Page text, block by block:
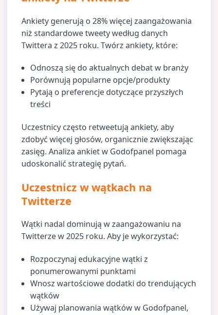
Ankiety generują o 28% więcej zaangażowania
niż standardowe tweety według danych
Twittera z 2025 roku. Twórz ankiety, które:
Odnoszą się do aktualnych debat w branży
Porównują popularne opcje/produkty
Pytają o preferencje dotyczące przyszłych
treści
Uczestnicy często retweetują ankiety, aby
zdobyć więcej głosów, organicznie zwiększając
zasięg. Analiza ankiet w Godofpanel pomaga
udoskonalić strategię pytań.
Uczestnicz w wątkach na
Twitterze
Wątki nadal dominują w zaangażowaniu na
Twitterze w 2025 roku. Aby je wykorzystać:
Rozpoczynaj edukacyjne wątki z
ponumerowanymi punktami
Wnosz wartościowe dodatki do trendujących
wątków
Używaj planowania wątków w Godofpanel,